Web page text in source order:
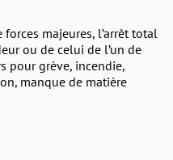
majeures, l’arrêt total
ou de celui de l’un de
pour grève, incendie,
manque de matière